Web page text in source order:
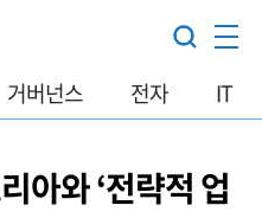
거버넌스 전자 IT
아와 ‘전략적 업